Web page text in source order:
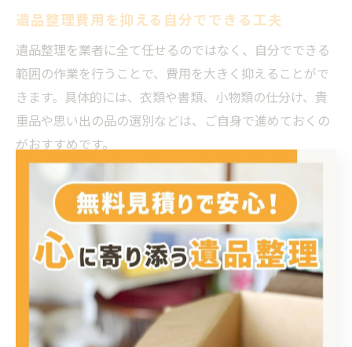
遺品整理費用を抑える自分でできる工夫
遺品整理を業者に全て任せるのではなく、自分でできる
範囲の作業を行うことで、費用を大きく抑えることがで
きます。具体的には、衣類や書類、小物類の仕分け、貴
重品や思い出の品の選別などは、ご自身で進めておくの
がおすすめです。
とで、不要品の一部を現金化できる場合もあります。地
域の粗大ごみ回収や自治体の無料回収日を活用するのも
有効な方法です。
ご家族や親戚と協力して整理を進めることで、精神的負
担も軽減できます。事前の準備がしっかりできていれ
ば、業者への依頼内容も明確になり、無駄な費用発生を